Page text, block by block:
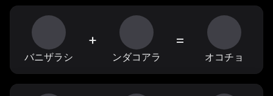
バニザラシ
+
ンダコアラ
=
オコチョ